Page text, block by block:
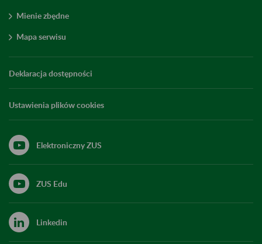
Mienie zbędne
Mapa serwisu
Deklaracja dostępności
Ustawienia plików cookies
Elektroniczny ZUS
ZUS Edu
Linkedin